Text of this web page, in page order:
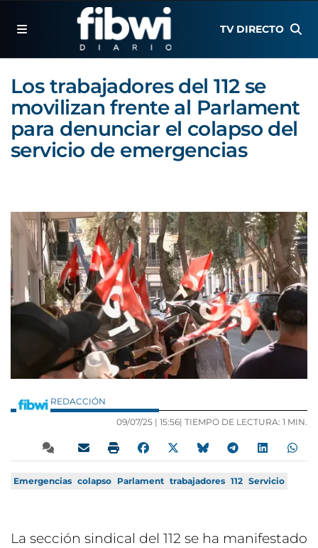
TV DIRECTO
Los trabajadores del 112 se
movilizan frente al Parlament
para denunciar el colapso del
servicio de emergencias
REDACCIÓN
09/07/25 | 15:56| TIEMPO DE LECTURA: 1 MIN.
Emergencias colapso Parlament trabajadores 112 Servicio
La sección sindical del 112 se ha manifestado